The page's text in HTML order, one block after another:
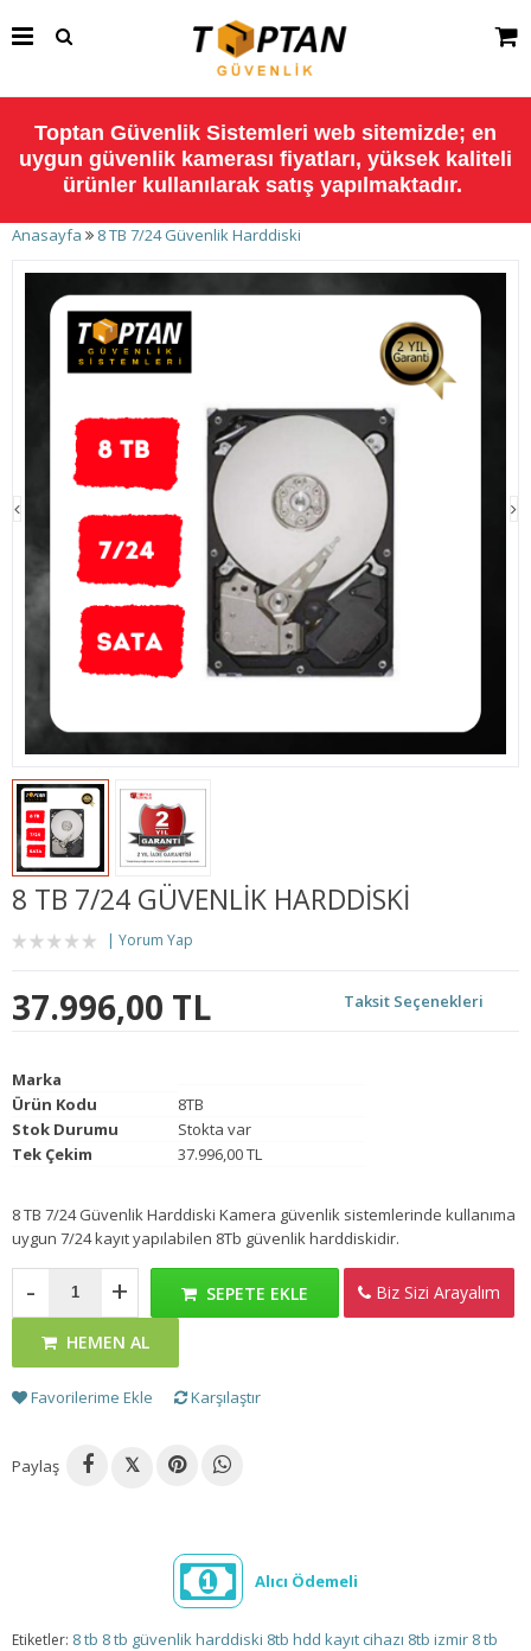
Toptan Güvenlik Sistemleri web sitemizde; en
uygun güvenlik kamerası fiyatları, yüksek kaliteli
ürünler kullanılarak satış yapılmaktadır.
Anasayfa 8 TB 7/24 Güvenlik Harddiski
8 TB 7/24 GÜVENLIK HARDDISKI
Yorum Yap
37.996,00 TL Taksit Seçenekleri
Marka
Ürün Kodu
8TB
Stok Durumu
Stokta var
Tek Çekim
37.996,00 TL
8 TB 7/24 Güvenlik Harddiski Kamera güvenlik sistemlerinde kullanıma
uygun 7/24 kayıt yapılabilen 8Tb güvenlik harddiskidir.
- + SEPETE EKLE
HEMEN AL
Favorilerime Ekle Karşılaştır
Biz Sizi Arayalım
Paylaş 𝕏
Alıcı Ödemeli
Etiketler: 8 tb 8 tb güvenlik harddiski 8tb hdd kayıt cihazı 8tb izmir 8 tb